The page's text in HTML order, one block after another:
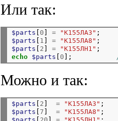
Или так:
$parts 0 = "K155ЛА3"
$parts
1 = "K155ЛА8"
$parts
2 = "K155ЛН1"
echo
$parts 0 ];
Можно и так:
$parts 2 = "K155ЛА3"
$parts
7 = "K155ЛА8"